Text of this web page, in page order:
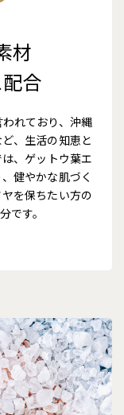
材
合
れており、沖縄
、生活の知恵と
、ゲットウ葉エ
健やかな肌づく
を保ちたい方の
です。